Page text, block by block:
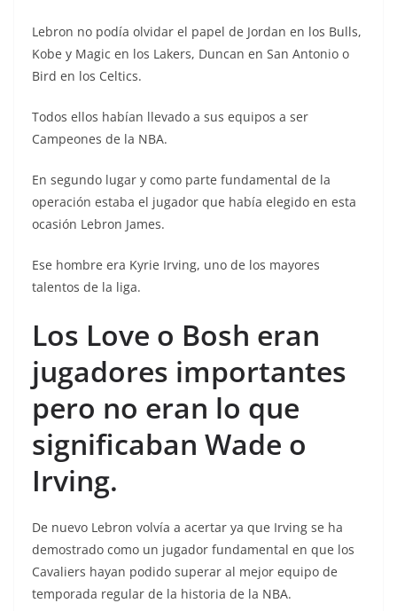
Lebron no podía olvidar el papel de Jordan en los Bulls,
Kobe y Magic en los Lakers, Duncan en San Antonio o
Bird en los Celtics.
Todos ellos habían llevado a sus equipos a ser
Campeones de la NBA.
En segundo lugar y como parte fundamental de la
operación estaba el jugador que había elegido en esta
ocasión Lebron James.
Ese hombre era Kyrie Irving, uno de los mayores
talentos de la liga.
Los Love o Bosh eran
jugadores importantes
pero no eran lo que
significaban Wade o
Irving.
De nuevo Lebron volvía a acertar ya que Irving se ha
demostrado como un jugador fundamental en que los
Cavaliers hayan podido superar al mejor equipo de
temporada regular de la historia de la NBA.